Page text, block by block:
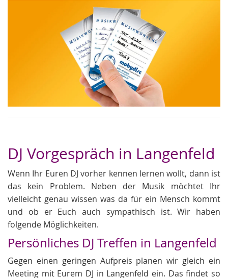
DJ Vorgespräch in Langenfeld
Wenn Ihr Euren DJ vorher kennen lernen wollt, dann ist
das kein Problem. Neben der Musik möchtet Ihr
vielleicht genau wissen was da für ein Mensch kommt
und ob er Euch auch sympathisch ist. Wir haben
folgende Möglichkeiten.
Persönliches DJ Treffen in Langenfeld
Gegen einen geringen Aufpreis planen wir gleich ein
Meeting mit Eurem DJ in Langenfeld ein. Das findet so